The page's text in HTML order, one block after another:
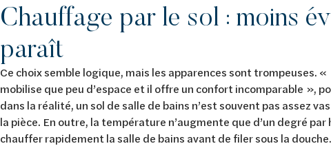
Chauffage par le sol : moins
paraît
Ce choix semble logique, mais les apparences sont trompeuses.
mobilise que peu d’espace et il offre un confort incomparable »,
dans la réalité, un sol de salle de bains n’est souvent pas assez
la pièce. En outre, la température n’augmente que d’un degré par
chauffer rapidement la salle de bains avant de filer sous la